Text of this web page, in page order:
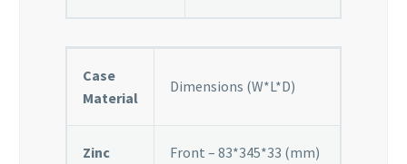
Case
Material
Dimensions (W*L*D)
Zinc
Front – 83*345*33 (mm)